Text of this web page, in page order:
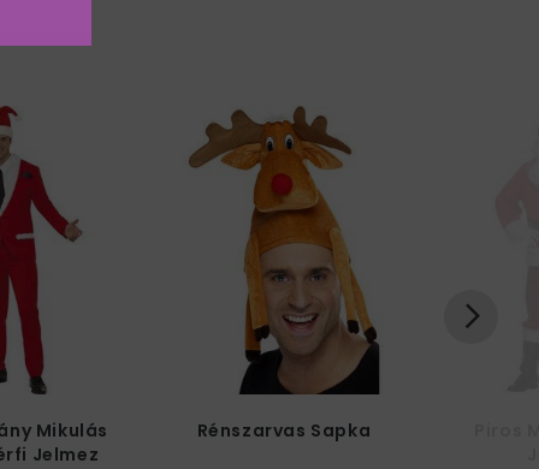
Mikulás
Jelmez
Rénszarvas Sapka